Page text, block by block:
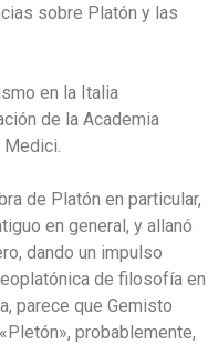
sobre Platón y las
en la Italia
de la Academia
Medici.
de Platón en particular,
en general, y allanó
dando un impulso
de filosofía en
parece que Gemisto
probablemente,